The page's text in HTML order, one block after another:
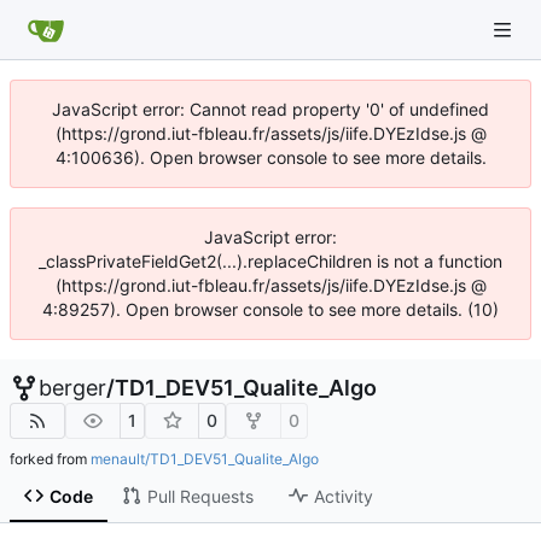
JavaScript error: Cannot read property '0' of undefined
(https://grond.iut-fbleau.fr/assets/js/iife.DYEzIdse.js @
4:100636). Open browser console to see more details.
JavaScript error:
_classPrivateFieldGet2(...).replaceChildren is not a function
(https://grond.iut-fbleau.fr/assets/js/iife.DYEzIdse.js @
4:89257). Open browser console to see more details. (10)
berger/TD1_DEV51_Qualite_Algo
1 0 0
forked from menault/TD1_DEV51_Qualite_Algo
Code Pull Requests Activity